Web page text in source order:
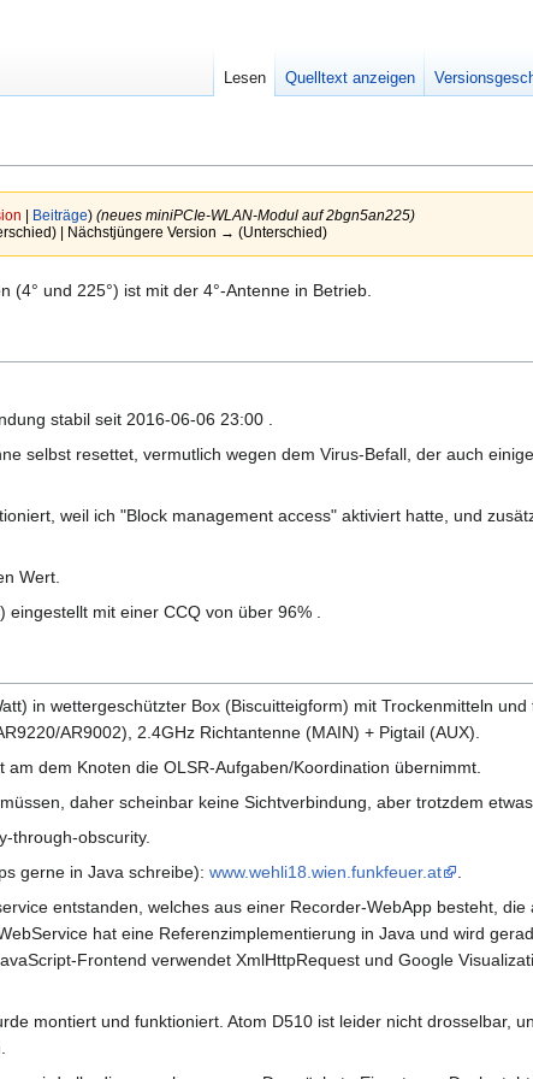
Beiträge) (neues miniPCIe-WLAN-Modul auf 2bgn5an225)
| Nächstjüngere Version → (Unterschied)
und 225°) ist mit der 4°-Antenne in Betrieb.
stabil seit 2016-06-06 23:00 .
selbst resettet, vermutlich wegen dem Virus-Befall, der auch
weil ich "Block management access" aktiviert hatte, und
Wert.
mit einer CCQ von über 96% .
in wettergeschützter Box (Biscuitteigform) mit Trockenmitteln
AR9002), 2.4GHz Richtantenne (MAIN) + Pigtail (AUX).
dem Knoten die OLSR-Aufgaben/Koordination übernimmt.
daher scheinbar keine Sichtverbindung, aber trotzdem
through-obscurity.
gerne in Java schreibe): www.wehli18.wien.funkfeuer.at
entstanden, welches aus einer Recorder-WebApp besteht,
hat eine Referenzimplementierung in Java und wird
Frontend verwendet XmlHttpRequest und Google
montiert und funktioniert. Atom D510 ist leider nicht drosselbar,
Lesen Quelltext anzeigen